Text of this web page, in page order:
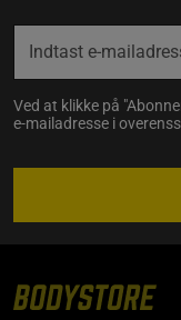
Ved at klikke på
e-mailadresse i